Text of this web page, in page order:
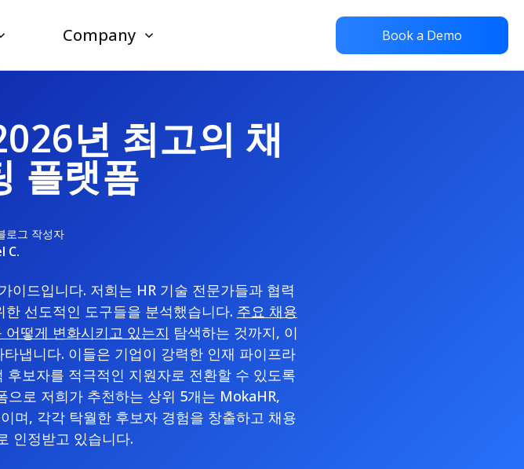
Company Book a Demo
년 최고의 채
플랫폼
로그 작성자
C.
이드입니다. 저희는 HR 기술 전문가들과 협력
선도적인 도구들을 분석했습니다. 주요 채용
떻게 변화시키고 있는지 탐색하는 것까지, 이
냅니다. 이들은 기업이 강력한 인재 파이프라
보자를 적극적인 지원자로 전환할 수 있도록
으로 저희가 추천하는 상위 5개는 MokaHR,
, 각각 탁월한 후보자 경험을 창출하고 채용
인정받고 있습니다.